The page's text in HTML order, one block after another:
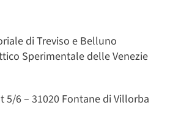
di Treviso e Belluno
Sperimentale delle Venezie
5/6 – 31020 Fontane di Villorba